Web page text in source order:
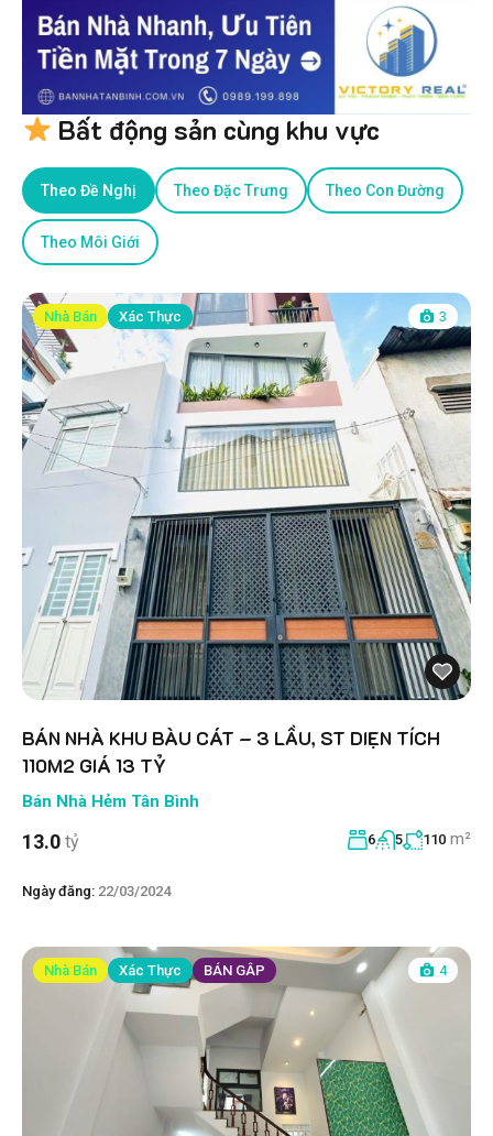
Bất động sản cùng khu vực
Theo Đề Nghị Theo Đặc Trưng Theo Con Đường
Theo Môi Giới
Nhà Bán Xác Thực 3
BÁN NHÀ KHU BÀU CÁT – 3 LẦU, ST DIẸN TÍCH
110M2 GIÁ 13 TỶ
Bán Nhà Hẻm Tân Bình
13.0 tỷ 6 5 110 m²
Ngày đăng: 22/03/2024
Nhà Bán Xác Thực BÁN GÂP 4